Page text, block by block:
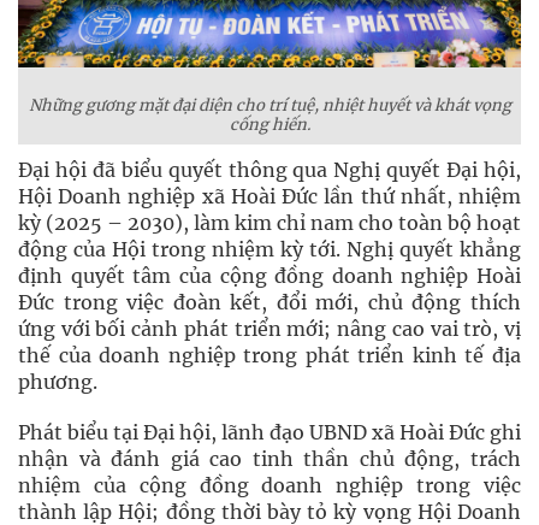
Những gương mặt đại diện cho trí tuệ, nhiệt huyết và khát vọng
cống hiến.
Đại hội đã biểu quyết thông qua Nghị quyết Đại hội,
Hội Doanh nghiệp xã Hoài Đức lần thứ nhất, nhiệm
kỳ (2025 – 2030), làm kim chỉ nam cho toàn bộ hoạt
động của Hội trong nhiệm kỳ tới. Nghị quyết khẳng
định quyết tâm của cộng đồng doanh nghiệp Hoài
Đức trong việc đoàn kết, đổi mới, chủ động thích
ứng với bối cảnh phát triển mới; nâng cao vai trò, vị
thế của doanh nghiệp trong phát triển kinh tế địa
phương.
Phát biểu tại Đại hội, lãnh đạo UBND xã Hoài Đức ghi
nhận và đánh giá cao tinh thần chủ động, trách
nhiệm của cộng đồng doanh nghiệp trong việc
thành lập Hội; đồng thời bày tỏ kỳ vọng Hội Doanh